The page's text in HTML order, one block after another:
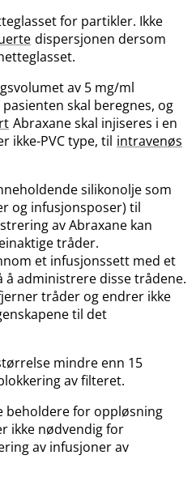
for partikler. Ikke
dispersjonen dersom
av 5 mg/ml
skal beregnes, og
Abraxane skal injiseres i en
ikke-PVC type, til intravenøs
silikonolje som
og infusjonsposer) til
av Abraxane kan
tråder.
et infusjonssett med et
administrere disse trådene.
tråder og endrer ikke
til det
mindre enn 15
av filteret.
beholdere for oppløsning
ikke nødvendig for
av infusjoner av